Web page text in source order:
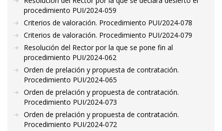
procedimiento PUI/2024-059
Criterios de valoración. Procedimiento PUI/2024-078
Criterios de valoración. Procedimiento PUI/2024-079
Resolución del Rector por la que se pone fin al
procedimiento PUI/2024-062
Orden de prelación y propuesta de contratación.
Procedimiento PUI/2024-065
Orden de prelación y propuesta de contratación.
Procedimiento PUI/2024-073
Orden de prelación y propuesta de contratación.
Procedimiento PUI/2024-072